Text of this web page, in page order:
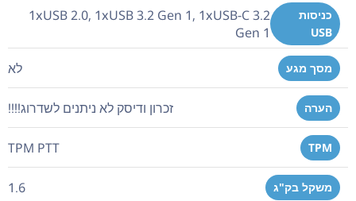
כניסות
USB
1xUSB 2.0, 1xUSB 3.2 Gen 1, 1xUSB-C 3.2
Gen 1
מסך מגע לא
הערה זכרון ודיסק לא ניתנים לשדרוג!!!!
TPM
TPM PTT
משקל בק"ג 1.6